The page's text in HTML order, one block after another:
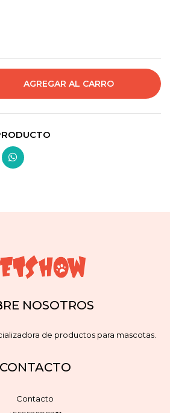
NOSOTROS
de productos para mascotas.
CONTACTO
Contacto